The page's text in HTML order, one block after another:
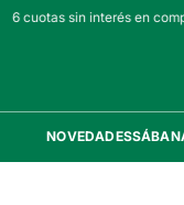
6 cuotas sin interés en
NOVEDADES